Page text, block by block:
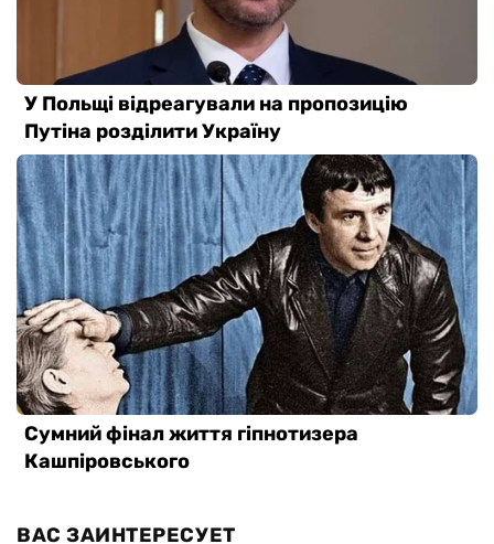
ВАС ЗАИНТЕРЕСУЕТ